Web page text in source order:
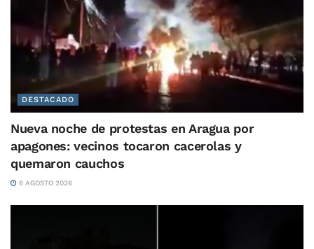
DESTACADO
Nueva noche de protestas en Aragua por
apagones: vecinos tocaron cacerolas y
quemaron cauchos
6 AGOSTO 2026